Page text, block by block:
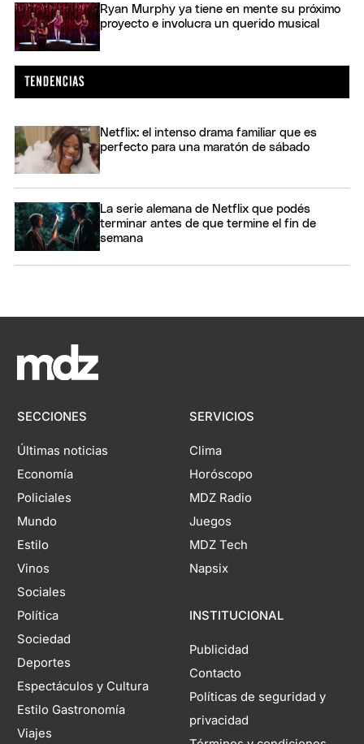
Ryan Murphy ya tiene en mente su próximo
proyecto e involucra un querido musical
Netflix: el intenso drama familiar que es
perfecto para una maratón de sábado
La serie alemana de Netflix que podés
terminar antes de que termine el fin de
semana
SECCIONES
Últimas noticias
Economía
Policiales
Mundo
Estilo
Vinos
Sociales
Política
Sociedad
Deportes
Espectáculos y Cultura
Estilo Gastronomía
Viajes
SERVICIOS
Clima
Horóscopo
MDZ Radio
Juegos
MDZ Tech
Napsix
INSTITUCIONAL
Publicidad
Contacto
Políticas de seguridad y
privacidad